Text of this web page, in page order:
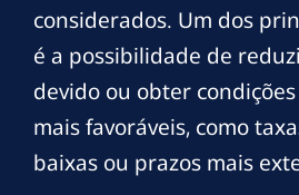
considerados. Um dos
é a possibilidade de
devido ou obter
mais favoráveis, como
baixas ou prazos mais